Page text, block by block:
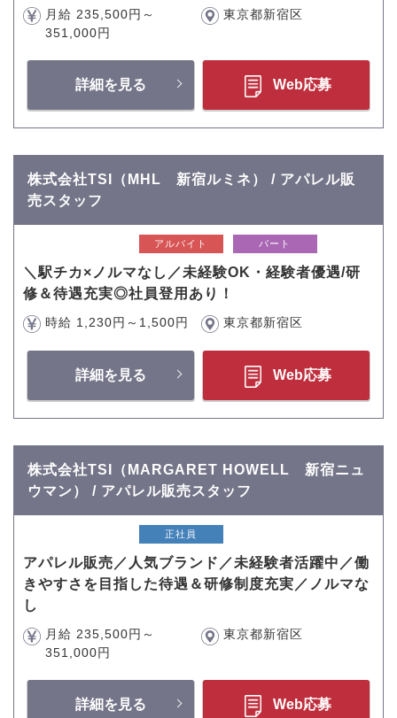
月給 235,500円～
351,000円
東京都新宿区
詳細を見る Web応募
株式会社TSI（MHL 新宿ルミネ） / アパレル販
売スタッフ
アルバイト パート
＼駅チカ×ノルマなし／未経験OK・経験者優遇/研
修＆待遇充実◎社員登用あり！
時給 1,230円～1,500円 東京都新宿区
詳細を見る Web応募
株式会社TSI（MARGARET HOWELL 新宿ニュ
ウマン） / アパレル販売スタッフ
正社員
アパレル販売／人気ブランド／未経験者活躍中／働
きやすさを目指した待遇＆研修制度充実／ノルマな
し
月給 235,500円～
351,000円
東京都新宿区
詳細を見る Web応募